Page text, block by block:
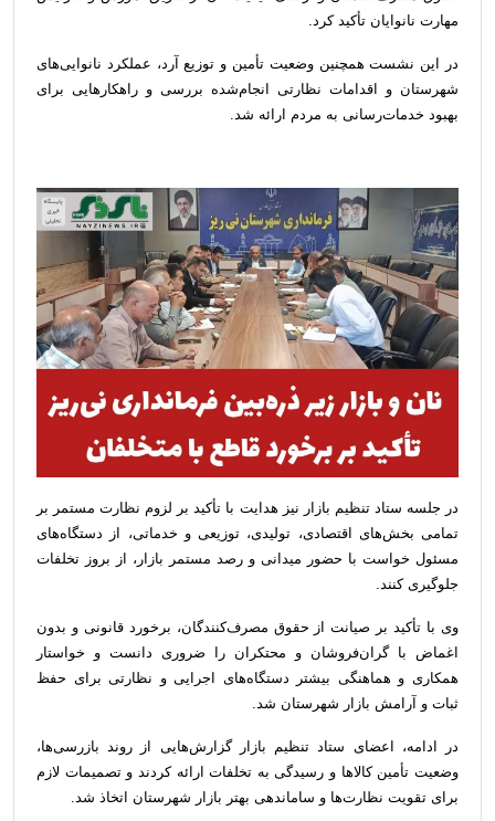
مهارت نانوایان تأکید کرد.
در این نشست همچنین وضعیت تأمین و توزیع آرد، عملکرد نانوایی‌های
شهرستان و اقدامات نظارتی انجام‌شده بررسی و راهکارهایی برای
بهبود خدمات‌رسانی به مردم ارائه شد.
در جلسه ستاد تنظیم بازار نیز هدایت با تأکید بر لزوم نظارت مستمر بر
تمامی بخش‌های اقتصادی، تولیدی، توزیعی و خدماتی، از دستگاه‌های
مسئول خواست با حضور میدانی و رصد مستمر بازار، از بروز تخلفات
جلوگیری کنند.
وی با تأکید بر صیانت از حقوق مصرف‌کنندگان، برخورد قانونی و بدون
اغماض با گران‌فروشان و محتکران را ضروری دانست و خواستار
همکاری و هماهنگی بیشتر دستگاه‌های اجرایی و نظارتی برای حفظ
ثبات و آرامش بازار شهرستان شد.
در ادامه، اعضای ستاد تنظیم بازار گزارش‌هایی از روند بازرسی‌ها،
وضعیت تأمین کالاها و رسیدگی به تخلفات ارائه کردند و تصمیمات لازم
برای تقویت نظارت‌ها و ساماندهی بهتر بازار شهرستان اتخاذ شد.